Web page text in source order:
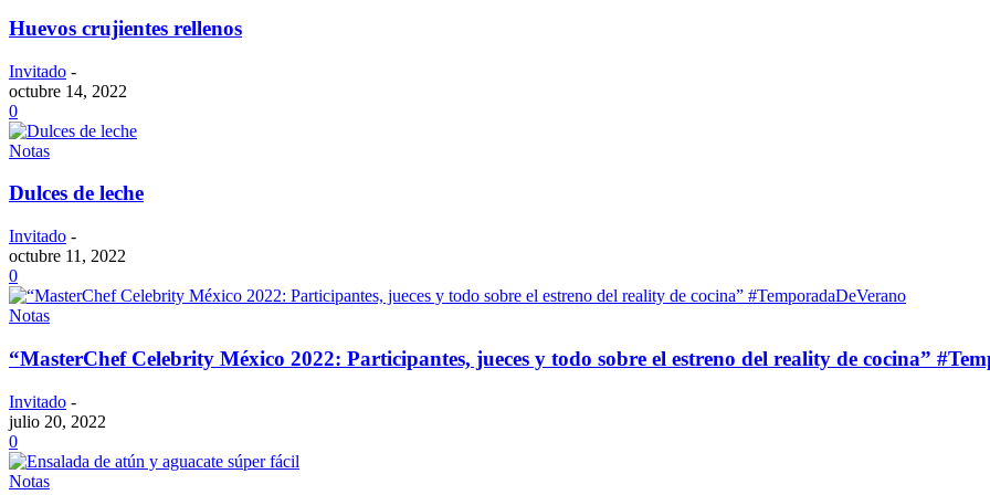
Huevos crujientes rellenos
Invitado -
octubre 14, 2022
0
Notas
Dulces de leche
Invitado -
octubre 11, 2022
0
Notas
“MasterChef Celebrity México 2022: Participantes, jueces y todo sobre el estreno del reality de cocina”
Invitado -
julio 20, 2022
0
Notas